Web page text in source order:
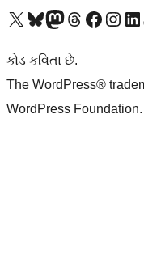
અમારા X (અગાઉ ટ્વિટર) એકાઉન્ટની મુલાકાત લોઅમારા Bluesky એકાઉન્ટની મુલાકાત લોઅમારા માસ્ટોડોન એકાઉન્ટની મુલાકાત લોઅમારા Threads એકાઉન્ટની મુલાકાત લો અમારા ફેસબુક પેજની મુલાકાત લોઅમારા ઇન્સ્ટાગ્રામ એકાઉન્ટની મુલાકાત લો અમારા LinkedIn એકાઉન્ટની મુલાકાત લો
કોડ કવિતા છે.
The WordPress®
WordPress Foundation.